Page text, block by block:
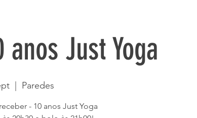
Just Yoga
  |
Paredes
- 10 anos Just Yoga